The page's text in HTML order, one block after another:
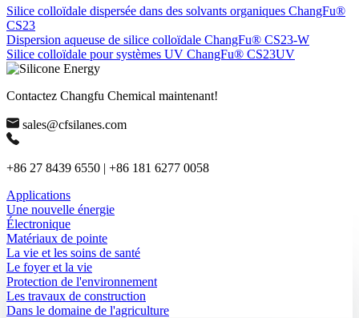
Silice colloïdale dispersée dans des solvants organiques ChangFu®
CS23
Dispersion aqueuse de silice colloïdale ChangFu® CS23-W
Silice colloïdale pour systèmes UV ChangFu® CS23UV
Contactez Changfu Chemical maintenant!
sales@cfsilanes.com
+86 27 8439 6550 | +86 181 6277 0058
Applications
Une nouvelle énergie
Électronique
Matériaux de pointe
La vie et les soins de santé
Le foyer et la vie
Protection de l'environnement
Les travaux de construction
Dans le domaine de l'agriculture